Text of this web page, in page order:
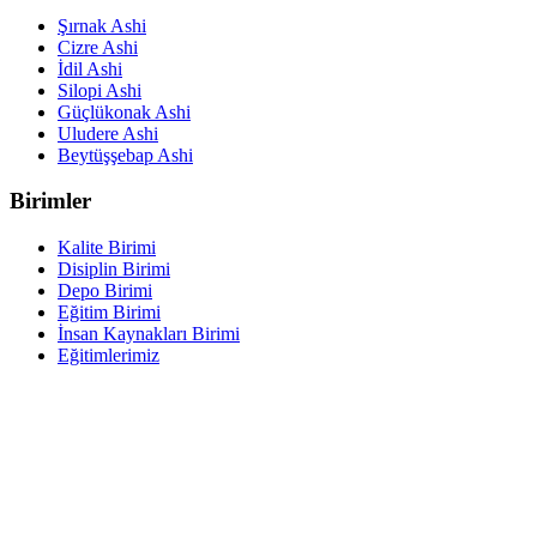
Şırnak Ashi
Cizre Ashi
İdil Ashi
Silopi Ashi
Güçlükonak Ashi
Uludere Ashi
Beytüşşebap Ashi
Birimler
Kalite Birimi
Disiplin Birimi
Depo Birimi
Eğitim Birimi
İnsan Kaynakları Birimi
Eğitimlerimiz